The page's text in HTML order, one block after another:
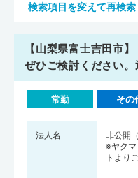
検索項目を変えて再検索
【山梨県富士吉田市
ぜひご検討ください。
常勤 その
法人名
非公開
※ヤクマ
トより